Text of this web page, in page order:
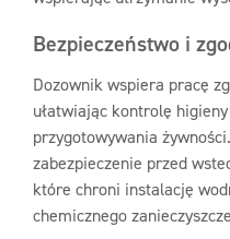
Bezpieczeństwo i
Dozownik wspiera pracę
ułatwiając kontrolę
przygotowywania
zabezpieczenie przed
które chroni instalację
chemicznego